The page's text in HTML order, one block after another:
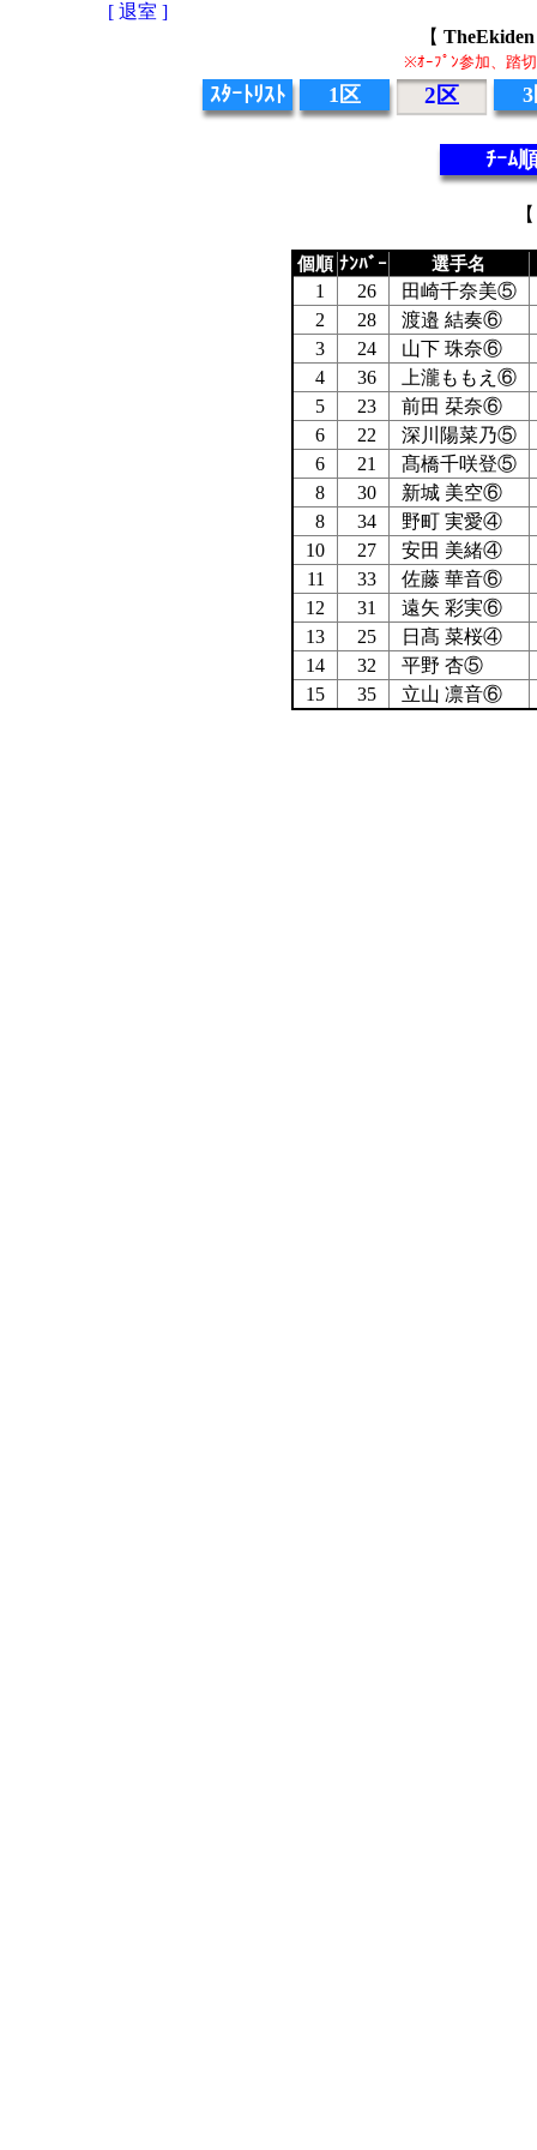
[ 退室 ]
【
※ｵｰﾌﾟﾝ参加、踏
ｽﾀｰﾄﾘｽﾄ 1区 2区
ﾁｰﾑ
個順 ﾅﾝﾊﾞｰ 選手名
1 26
田崎千奈美⑤
2
28
渡邉 結奏⑥
3
24
山下 珠奈⑥
4
36
上瀧ももえ⑥
5
23
前田 栞奈⑥
6
22
深川陽菜乃⑤
6
21
髙橋千咲登⑤
8
30
新城 美空⑥
8
34
野町 実愛④
10
27
安田 美緒④
11
33
佐藤 華音⑥
12
31
遠矢 彩実⑥
13
25
日髙 菜桜④
14
32
平野 杏⑤
15
35 立山 凛音⑥